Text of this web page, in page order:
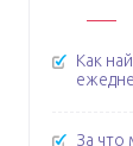
Как
За что